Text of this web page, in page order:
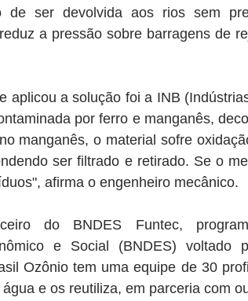
de ser devolvida aos rios sem
a pressão sobre barragens de
aplicou a solução foi a INB
por ferro e manganês,
manganês, o material sofre
ser filtrado e retirado. Se o
afirma o engenheiro mecânico.
do BNDES Funtec,
e Social (BNDES) voltado
Ozônio tem uma equipe de 30
e os reutiliza, em parceria com